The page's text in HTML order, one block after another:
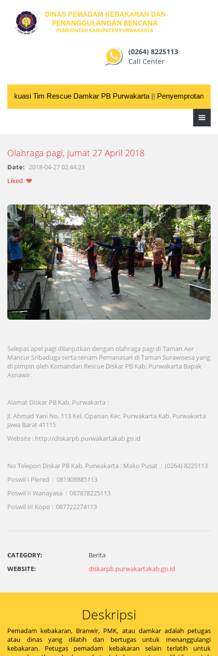
(0264) 8225113
Call Center
Tim Rescue Damkar PB Purwakarta || Penyemprotan
Olahraga pagi, jumat 27 April 2018
Date: 2018-04-27 02:44:23
Liked
Selepas apel pagi dilanjutkan dengan olahraga pagi di Taman Aer
Mancur Sribaduga serta senam Pemanasan di Taman Surawisesa yang
di pimpin oleh Komandan Rescue Diskar PB Kab. Purwakarta Bapak
Asnawir.
Alamat Diskar PB Kab. Purwakarta :
Jl. Ahmad Yani No. 113 Kel. Cipaisan Kec. Purwakarta Kab. Purwakarta
Jawa Barat 41115
Website : http://diskarpb.purwakartakab.go.id
No Telepon Diskar PB Kab. Purwakarta : Mako Pusat : (0264) 8225113
Poswil I Plered : 081908885113
Poswil II Wanayasa : 087878225113
Poswil III Kopo : 087722274113
CATEGORY:
Berita
WEBSITE:
diskarpb.purwakartakab.go.id
Deskripsi
Pemadam kebakaran, Branwir, PMK, atau damkar adalah petugas
atau dinas yang dilatih dan bertugas untuk menanggulangi
kebakaran. Petugas pemadam kebakaran selain terlatih untuk